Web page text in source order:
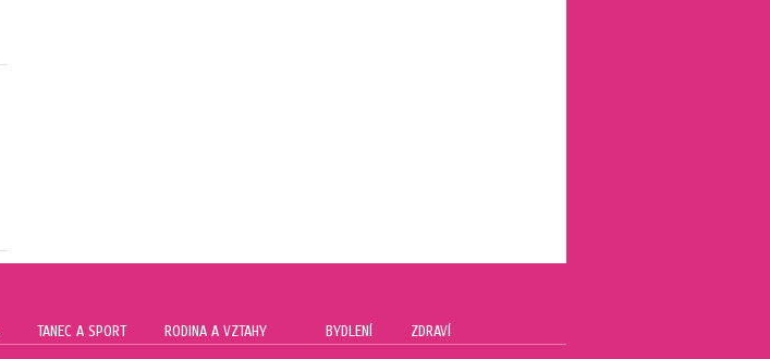
TANEC A SPORT RODINA A VZTAHY BYDLENÍ ZDRAVÍ